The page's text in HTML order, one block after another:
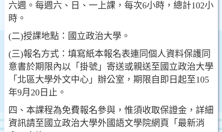
六週。每週六、日、一上課，每次6小時，總計102小
時。
(二)授課地點：國立政治大學。
(三)報名方式：填寫紙本報名表連同個人資料保護同
意書於期限內以「掛號」寄送或親送至國立政治大學
「北區大學外文中心」辦公室，期限自即日起至105
年9月20日止。
四、本課程為免費報名參與，惟須收取保證金，詳細
資訊請至國立政治大學外國語文學院網頁「最新消